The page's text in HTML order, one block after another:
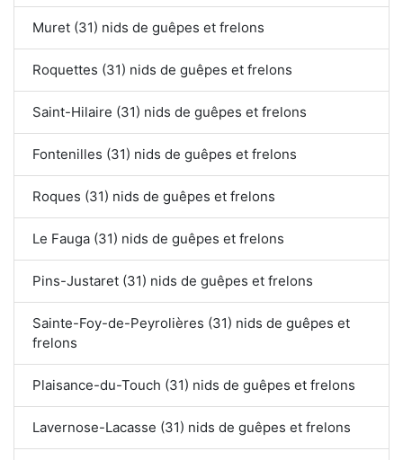
Muret (31) nids de guêpes et frelons
Roquettes (31) nids de guêpes et frelons
Saint-Hilaire (31) nids de guêpes et frelons
Fontenilles (31) nids de guêpes et frelons
Roques (31) nids de guêpes et frelons
Le Fauga (31) nids de guêpes et frelons
Pins-Justaret (31) nids de guêpes et frelons
Sainte-Foy-de-Peyrolières (31) nids de guêpes et
frelons
Plaisance-du-Touch (31) nids de guêpes et frelons
Lavernose-Lacasse (31) nids de guêpes et frelons